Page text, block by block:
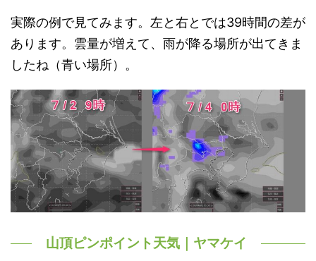
実際の例で見てみます。左と右とでは39時間の差が
あります。雲量が増えて、雨が降る場所が出てきま
したね（青い場所）。
山頂ピンポイント天気｜ヤマケイ